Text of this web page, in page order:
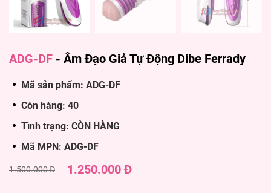
ADG-DF - Âm Đạo Giả Tự Động Dibe Ferrady
Mã sản phẩm: ADG-DF
Còn hàng: 40
Tình trạng: CÒN HÀNG
Mã MPN: ADG-DF
1.500.000 Đ 1.250.000 Đ